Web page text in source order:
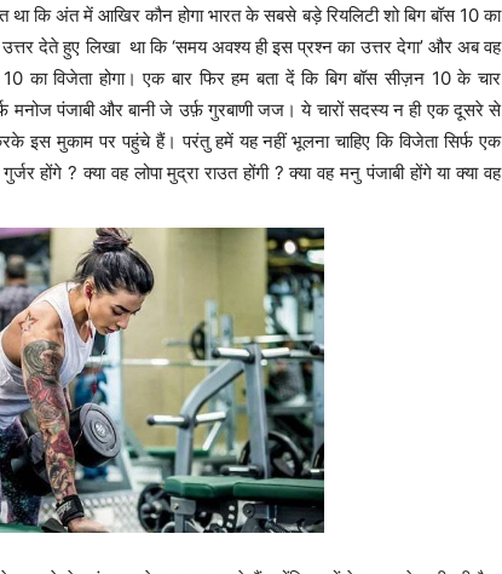
था कि अंत में आखिर कौन होगा भारत के सबसे बड़े रियलिटी शो बिग बॉस 10 का
देते हुए लिखा था कि ‘समय अवश्य ही इस प्रश्न का उत्तर देगा’ और अब वह
का विजेता होगा। एक बार फिर हम बता दें कि बिग बॉस सीज़न 10 के चार
मनोज पंजाबी और बानी जे उर्फ़ गुरबाणी जज। ये चारों सदस्य न ही एक दूसरे से
इस मुकाम पर पहुंचे हैं। परंतु हमें यह नहीं भूलना चाहिए कि विजेता सिर्फ एक
होंगे ? क्या वह लोपा मुद्रा राउत होंगी ? क्या वह मनु पंजाबी होंगे या क्या वह